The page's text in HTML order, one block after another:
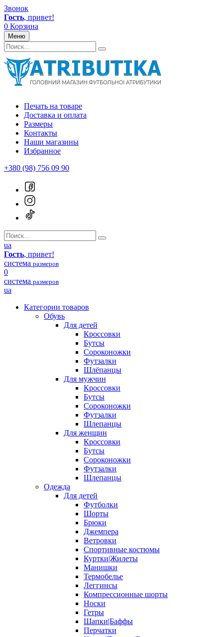
Звонок
Гость, привет!
0 Корзина
Меню
Печать на товаре
Доставка и оплата
Размеры
Контакты
Наши магазины
Избранное
+380 (98) 756 09 90
ua
Гость, привет!
система размеров
0
система размеров
ua
Категории товаров
Обувь
Для детей
Кроссовки
Бутсы
Сороконожки
Футзалки
Шлёпанцы
Для мужчин
Кроссовки
Бутсы
Сороконожки
Футзалки
Шлепанцы
Для женщин
Кроссовки
Бутсы
Сороконожки
Футзалки
Шлепанцы
Одежда
Для детей
Футболки
Шорты
Брюки
Джемпера
Ветровки
Спортивные костюмы
Куртки|Жилеты
Манишки
Термобелье
Леггинсы
Компрессионные шорты
Носки
Гетры
Шапки|Баффы
Перчатки